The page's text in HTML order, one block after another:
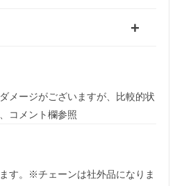
メージがございますが、比較的状
コメント欄参照
す。※チェーンは社外品になりま